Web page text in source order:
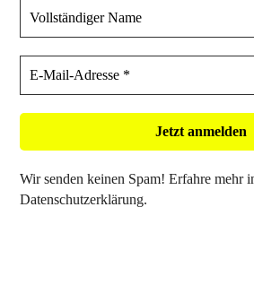
Wir senden keinen Spam! Erfahre mehr
Datenschutzerklärung.